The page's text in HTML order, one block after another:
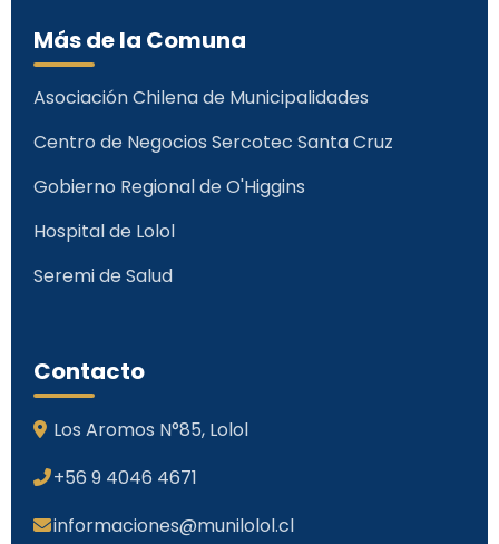
Más de la Comuna
Asociación Chilena de Municipalidades
Centro de Negocios Sercotec Santa Cruz
Gobierno Regional de O'Higgins
Hospital de Lolol
Seremi de Salud
Contacto
Los Aromos N°85, Lolol
+56 9 4046 4671
informaciones@munilolol.cl